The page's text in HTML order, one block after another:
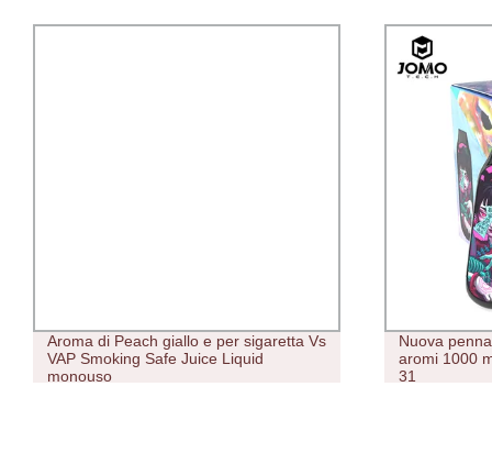
Nuova penna colorata monouso molti
aromi 1000 mAh Puffi monouso Puffs
31
15000 Puff
MTL Nastro